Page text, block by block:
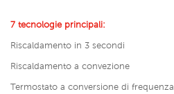
7 tecnologie principali:
Riscaldamento in 3 secondi
Riscaldamento a convezione
Termostato a conversione di frequenza